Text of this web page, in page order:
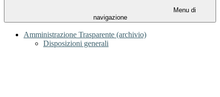
Menu di
navigazione
Amministrazione Trasparente (archivio)
Disposizioni generali